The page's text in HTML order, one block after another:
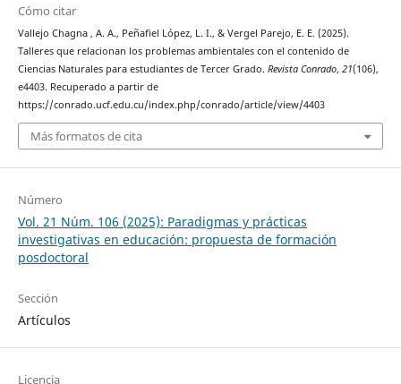
Cómo citar
Vallejo Chagna , A. A., Peñafiel López, L. I., & Vergel Parejo, E. E. (2025).
Talleres que relacionan los problemas ambientales con el contenido de
Ciencias Naturales para estudiantes de Tercer Grado. Revista Conrado, 21(106),
e4403. Recuperado a partir de
https://conrado.ucf.edu.cu/index.php/conrado/article/view/4403
Más formatos de cita
Número
Vol. 21 Núm. 106 (2025): Paradigmas y prácticas
investigativas en educación: propuesta de formación
posdoctoral
Sección
Artículos
Licencia